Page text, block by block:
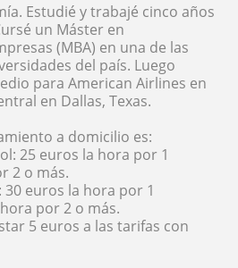
Estudié y trabajé cinco años
un Máster en
(MBA) en una de las
del país. Luego
para American Airlines en
en Dallas, Texas.
a domicilio es:
25 euros la hora por 1
2 o más.
30 euros la hora por 1
por 2 o más.
5 euros a las tarifas con